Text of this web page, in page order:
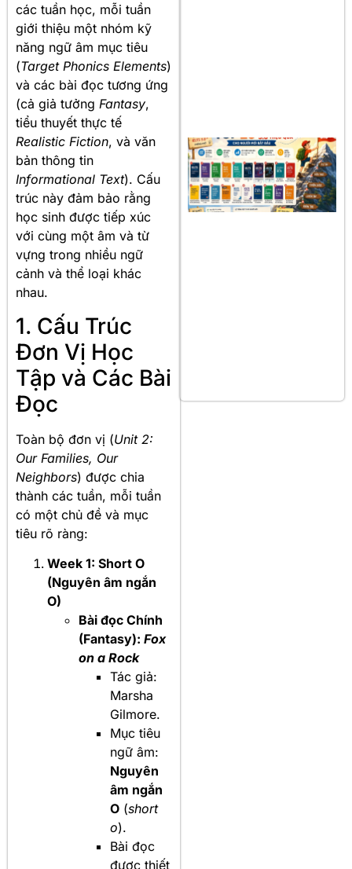
các tuần học, mỗi tuần
giới thiệu một nhóm kỹ
năng ngữ âm mục tiêu
(Target Phonics Elements)
và các bài đọc tương ứng
(cả giả tưởng Fantasy,
tiểu thuyết thực tế
Realistic Fiction, và văn
bản thông tin
Informational Text). Cấu
trúc này đảm bảo rằng
học sinh được tiếp xúc
với cùng một âm và từ
vựng trong nhiều ngữ
cảnh và thể loại khác
nhau.
1. Cấu Trúc
Đơn Vị Học
Tập và Các Bài
Đọc
Toàn bộ đơn vị (Unit 2:
Our Families, Our
Neighbors) được chia
thành các tuần, mỗi tuần
có một chủ đề và mục
tiêu rõ ràng:
Week 1: Short O
(Nguyên âm ngắn
O)
Bài đọc Chính
(Fantasy): Fox
on a Rock
Tác giả:
Marsha
Gilmore.
Mục tiêu
ngữ âm:
Nguyên
âm ngắn
O (short
o).
Bài đọc
được thiết